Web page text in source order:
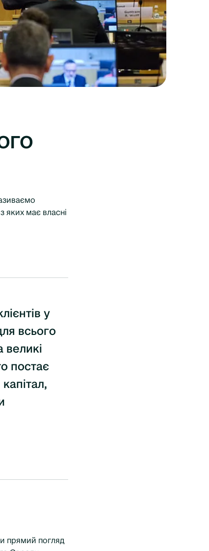
має власні
у
всього
великі
постає
прямий погляд